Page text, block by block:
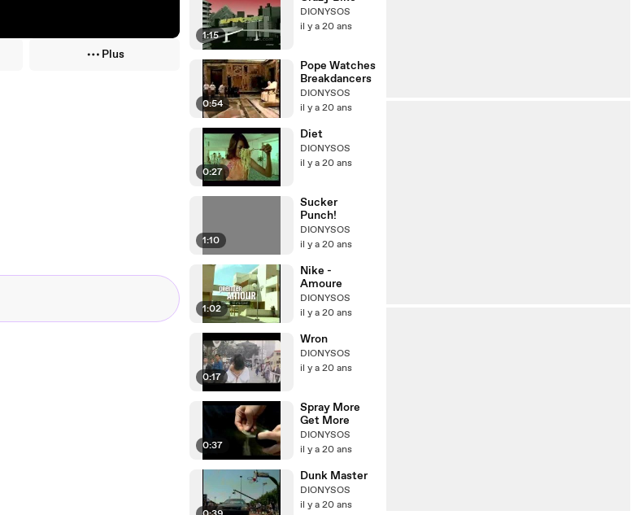
Plus
1:15
DIONYSOS
il y a 20 ans
0:54
Pope Watches
Breakdancers
DIONYSOS
il y a 20 ans
0:27
Diet
DIONYSOS
il y a 20 ans
1:10
Sucker
Punch!
DIONYSOS
il y a 20 ans
1:02
Nike -
Amoure
DIONYSOS
il y a 20 ans
0:17
Wron
DIONYSOS
il y a 20 ans
0:37
Spray More
Get More
DIONYSOS
il y a 20 ans
Dunk Master
DIONYSOS
il y a 20 ans